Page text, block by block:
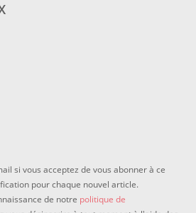
si vous acceptez de vous abonner à ce
pour chaque nouvel article.
de notre politique de